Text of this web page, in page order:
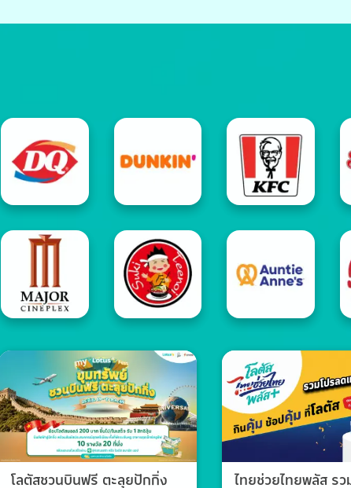
โลตัสชวนบินฟรี ตะลุยปักกิ่ง
ไทยช่วยไทยพลัส รว